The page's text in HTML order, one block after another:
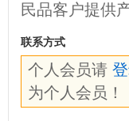
民品客户提供
联系方式
个人会员请
为个人会员！